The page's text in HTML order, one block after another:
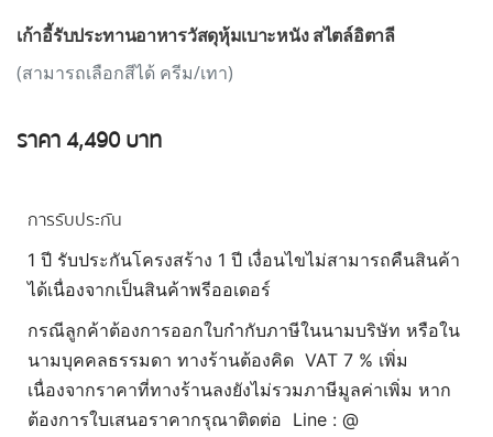
เก้าอี้รับประทานอาหารวัสดุหุ้มเบาะหนัง สไตล์อิตาลี
(สามารถเลือกสีได้ ครีม/เทา)
ราคา 4,490 บาท
การรับประกัน
1 ปี รับประกันโครงสร้าง 1 ปี เงื่อนไขไม่สามารถคืนสินค้า
ได้เนื่องจากเป็นสินค้าพรีออเดอร์
กรณีลูกค้าต้องการออกใบกำกับภาษีในนามบริษัท หรือใน
นามบุคคลธรรมดา ทางร้านต้องคิด VAT 7 % เพิ่ม
เนื่องจากราคาที่ทางร้านลงยังไม่รวมภาษีมูลค่าเพิ่ม หาก
ต้องการใบเสนอราคากรุณาติดต่อ Line : @